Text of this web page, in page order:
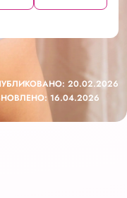
20.02.2026
16.04.2026